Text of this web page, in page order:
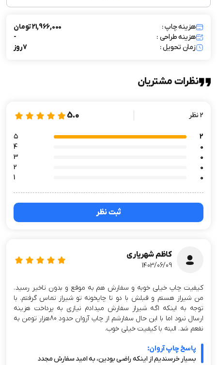
هزینه چاپ :
21,966,000 تومان
هزینه طراحی :
-
زمان تحویل :
7 روز
نظرات مشتریان
2 نظر 5.0
2
۵
0
4
0
3
0
2
0
1
ثبت نظر
کاظم شهریاری
1403/06/09
کیفیت چاپ خیلی خوبه و سفارش هم به موقع و بدون تاخیر رسید.
من شیراز هستم و قبلش با دو تا چاپخونه تو شیراز تماس گرفتم. با
توجه به اینکه اگه شیراز سفارش میدادم نیازی به پرداخت هزینه
ارسال نبود اما با این حال سفارشم از چاپ آروان حدود 80هزار تومن به
نفعم شد. البته با کیفیت خیلی خوب.
پاسخ چاپ آروان:
بسیار خرسندیم از اینکه راضی بودین، به امید سفارش مجدد